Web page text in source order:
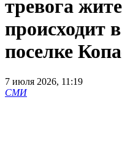
тревога
происходит
поселке
7 июля 2026, 11:19
СМИ